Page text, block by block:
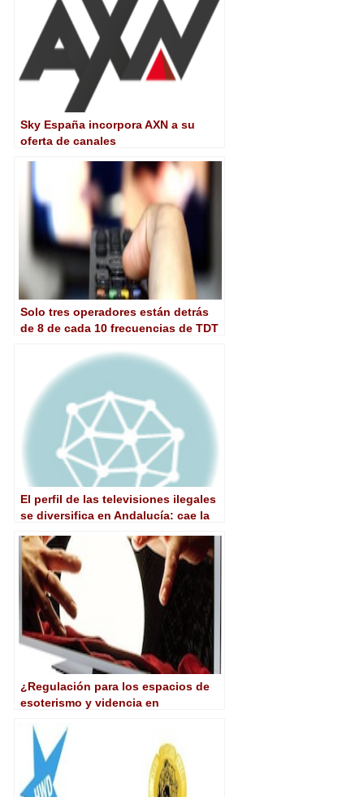
Sky España incorpora AXN a su
oferta de canales
Solo tres operadores están detrás
de 8 de cada 10 frecuencias de TDT
El perfil de las televisiones ilegales
se diversifica en Andalucía: cae la
canales generalistas, religiosos y de
viajes
¿Regulación para los espacios de
esoterismo y videncia en